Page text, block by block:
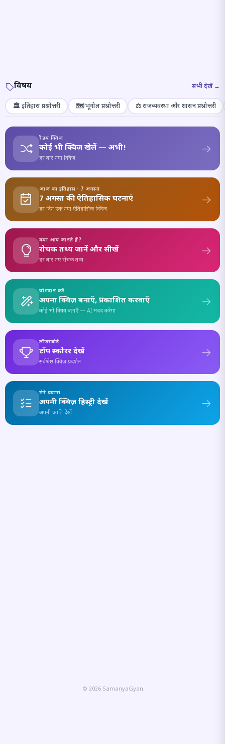
विषय सभी देखें →
🏛️ इतिहास प्रश्नोत्तरी 🗺️ भूगोल प्रश्नोत्तरी ⚖️ राजव्यवस्था और शासन प्रश्नोत्तरी
रैंडम क्विज़
कोई भी क्विज़ खेलें — अभी!
हर बार नया क्विज़
आज का इतिहास · 7 अगस्त
7 अगस्त की ऐतिहासिक घटनाएं
हर दिन एक नया ऐतिहासिक क्विज़
क्या आप जानते हैं?
रोचक तथ्य जानें और सीखें
हर बार नए रोचक तथ्य
योगदान करें
अपना क्विज़ बनाएँ, प्रकाशित करवाएँ
कोई भी विषय बताएँ — AI मदद करेगा
लीडरबोर्ड
टॉप स्कोरर देखें
सर्वश्रेष्ठ क्विज़ प्रदर्शन
मेरे प्रयास
अपनी क्विज़ हिस्ट्री देखें
अपनी प्रगति देखें
© 2026 SamanyaGyan